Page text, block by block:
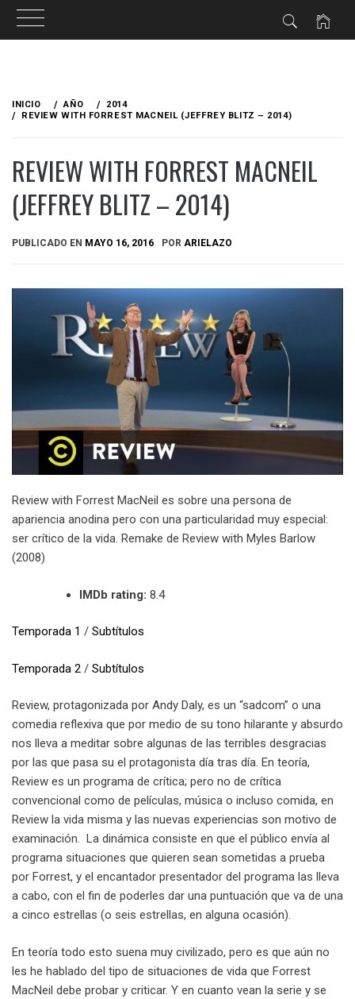
contenido
INICIO AÑO
2014
REVIEW WITH FORREST MACNEIL (JEFFREY BLITZ – 2014)
REVIEW WITH FORREST MACNEIL
(JEFFREY BLITZ – 2014)
PUBLICADO EN MAYO 16, 2016 POR ARIELAZO
Review with Forrest MacNeil es sobre una persona de
apariencia anodina pero con una particularidad muy especial:
ser crítico de la vida. Remake de Review with Myles Barlow
(2008)
IMDb rating: 8.4
Temporada 1 / Subtítulos
Temporada 2 / Subtítulos
Review, protagonizada por Andy Daly, es un “sadcom” o una
comedia reflexiva que por medio de su tono hilarante y absurdo
nos lleva a meditar sobre algunas de las terribles desgracias
por las que pasa su el protagonista día tras día. En teoría,
Review es un programa de crítica; pero no de crítica
convencional como de películas, música o incluso comida, en
Review la vida misma y las nuevas experiencias son motivo de
examinación. La dinámica consiste en que el público envía al
programa situaciones que quieren sean sometidas a prueba
por Forrest, y el encantador presentador del programa las lleva
a cabo, con el fin de poderles dar una puntuación que va de una
a cinco estrellas (o seis estrellas, en alguna ocasión).
En teoría todo esto suena muy civilizado, pero es que aún no
les he hablado del tipo de situaciones de vida que Forrest
MacNeil debe probar y criticar. Y en cuanto vean la serie y se